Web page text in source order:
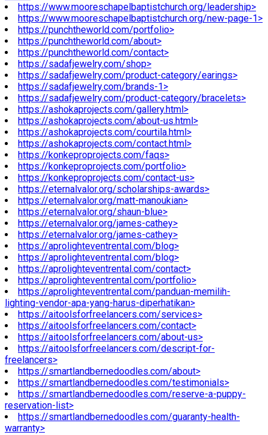
https://www.mooreschapelbaptistchurch.org/leadership>
https://www.mooreschapelbaptistchurch.org/new-page-1>
https://punchtheworld.com/portfolio>
https://punchtheworld.com/about>
https://punchtheworld.com/contact>
https://sadafjewelry.com/shop>
https://sadafjewelry.com/product-category/earings>
https://sadafjewelry.com/brands-1>
https://sadafjewelry.com/product-category/bracelets>
https://ashokaprojects.com/gallery.html>
https://ashokaprojects.com/about-us.html>
https://ashokaprojects.com/courtila.html>
https://ashokaprojects.com/contact.html>
https://konkeproprojects.com/faqs>
https://konkeproprojects.com/portfolio>
https://konkeproprojects.com/contact-us>
https://eternalvalor.org/scholarships-awards>
https://eternalvalor.org/matt-manoukian>
https://eternalvalor.org/shaun-blue>
https://eternalvalor.org/james-cathey>
https://eternalvalor.org/james-cathey>
https://aprolighteventrental.com/blog>
https://aprolighteventrental.com/blog>
https://aprolighteventrental.com/contact>
https://aprolighteventrental.com/portfolio>
https://aprolighteventrental.com/panduan-memilih-
lighting-vendor-apa-yang-harus-diperhatikan>
https://aitoolsforfreelancers.com/services>
https://aitoolsforfreelancers.com/contact>
https://aitoolsforfreelancers.com/about-us>
https://aitoolsforfreelancers.com/descript-for-
freelancers>
https://smartlandbernedoodles.com/about>
https://smartlandbernedoodles.com/testimonials>
https://smartlandbernedoodles.com/reserve-a-puppy-
reservation-list>
https://smartlandbernedoodles.com/guaranty-health-
warranty>